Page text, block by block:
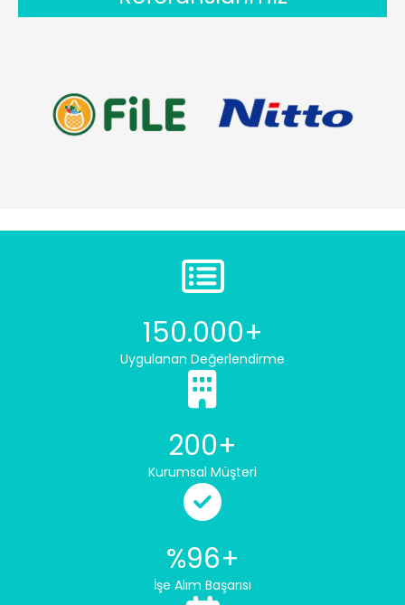
150.000+
Uygulanan Değerlendirme
200+
Kurumsal Müşteri
%96+
İşe Alım Başarısı